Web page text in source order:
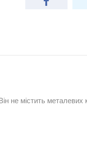
не містить металевих